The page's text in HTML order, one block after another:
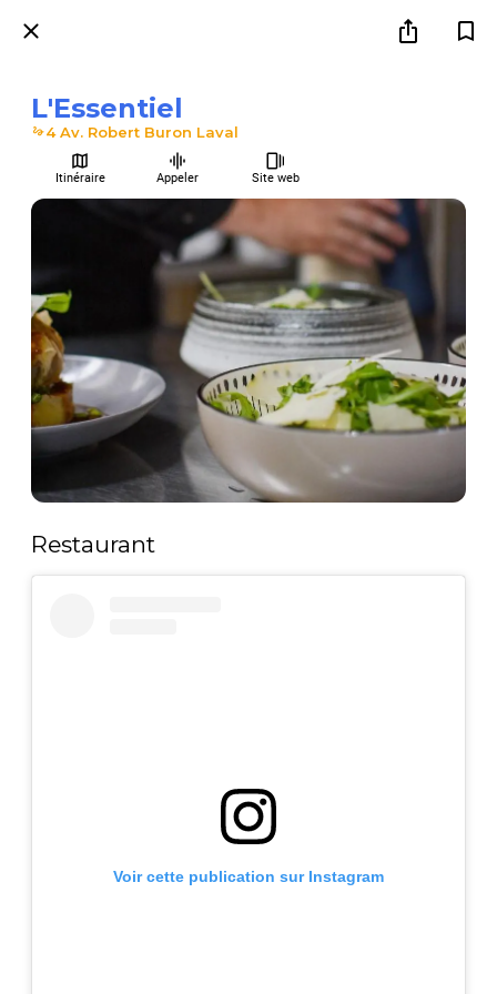
L'Essentiel
4 Av. Robert Buron Laval
Itinéraire Appeler Site web
Restaurant
Voir cette publication sur Instagram